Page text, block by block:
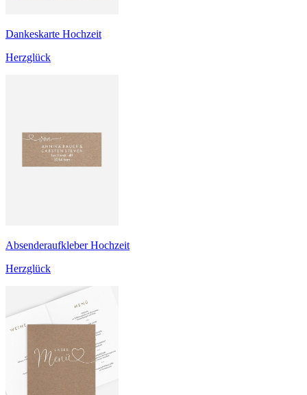
Dankeskarte Hochzeit
Herzglück
Absenderaufkleber Hochzeit
Herzglück